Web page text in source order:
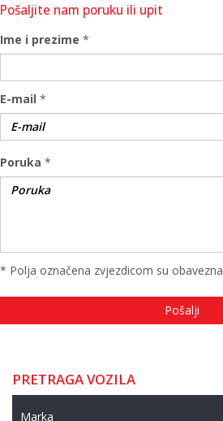
Pošaljite nam poruku ili upit
Ime i prezime *
E-mail *
Poruka *
* Polja označena zvjezdicom su obavezna
PRETRAGA VOZILA
Marka